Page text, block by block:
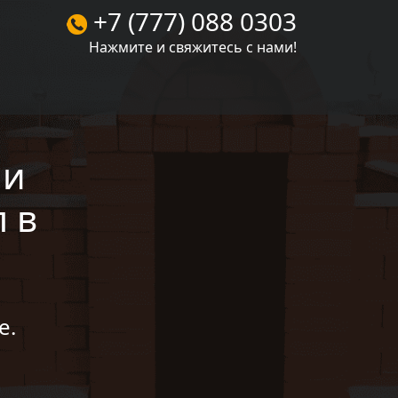
+7 (777) 088 0303
Нажмите и свяжитесь с нами!
в